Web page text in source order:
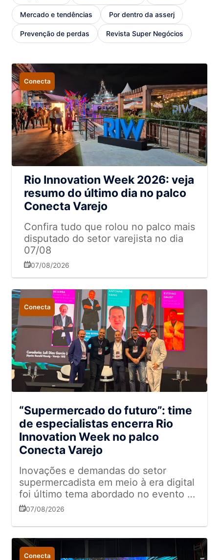
Mercado e tendências Por dentro da asserj
Prevenção de perdas Revista Super Negócios
Conecta
Rio Innovation Week 2026: veja
resumo do último dia no palco
Conecta Varejo
Confira tudo que rolou no palco mais
disputado do setor varejista no dia
07/08
07/08/2026
Conecta
“Supermercado do futuro”: time
de especialistas encerra Rio
Innovation Week no palco
Conecta Varejo
Inovações e demandas do setor
supermercadista em meio à era digital
foi último tema abordado no evento de
tecnologia
07/08/2026
Conecta